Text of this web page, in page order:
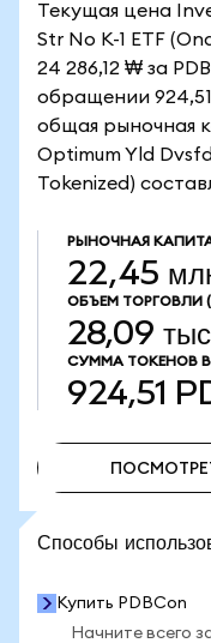
Текущая цена
Str No K-1 ETF
24 286,12 ₩ за
обращении
общая рыночная
Optimum Yld
Tokenized)
РЫНОЧНАЯ
22,45
ОБЪЕМ ТОРГОВЛИ
28,09
СУММА ТОКЕНОВ
924,51
Способы
Купить PDBCon
Начните всего